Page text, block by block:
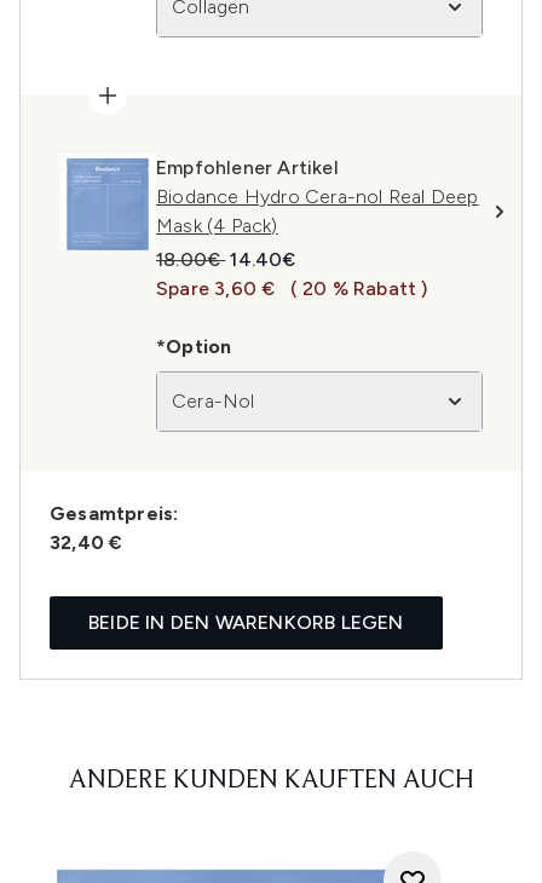
Collagen
Empfohlener Artikel
Biodance Hydro Cera-nol Real Deep
Mask (4 Pack)
Unverbindliche Preisempfehlung:
18.00€Aktueller Preis:
14.40€
Spare 3,60 €
( 20 % Rabatt )
*Option
Cera-Nol
Gesamtpreis:
32,40 €
BEIDE IN DEN WARENKORB LEGEN
ANDERE KUNDEN KAUFTEN AUCH